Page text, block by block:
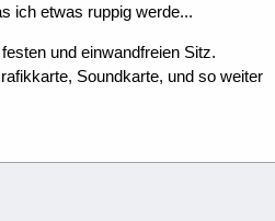
ich etwas ruppig werde...
und einwandfreien Sitz.
Soundkarte, und so weiter